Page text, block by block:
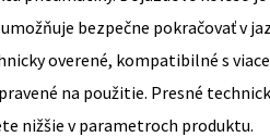
bezpečne pokračovať v
overené, kompatibilné s
na použitie. Presné
nižšie v parametroch produktu.